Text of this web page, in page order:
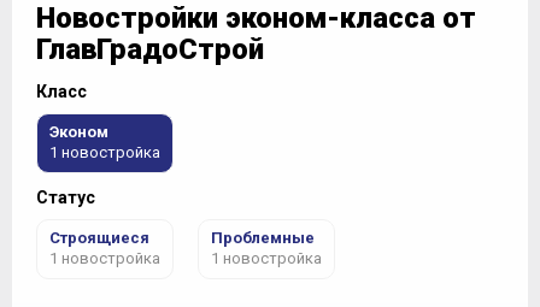
Новостройки эконом-класса от
ГлавГрадоСтрой
Класс
Эконом
1 новостройка
Статус
Строящиеся
1 новостройка
Проблемные
1 новостройка